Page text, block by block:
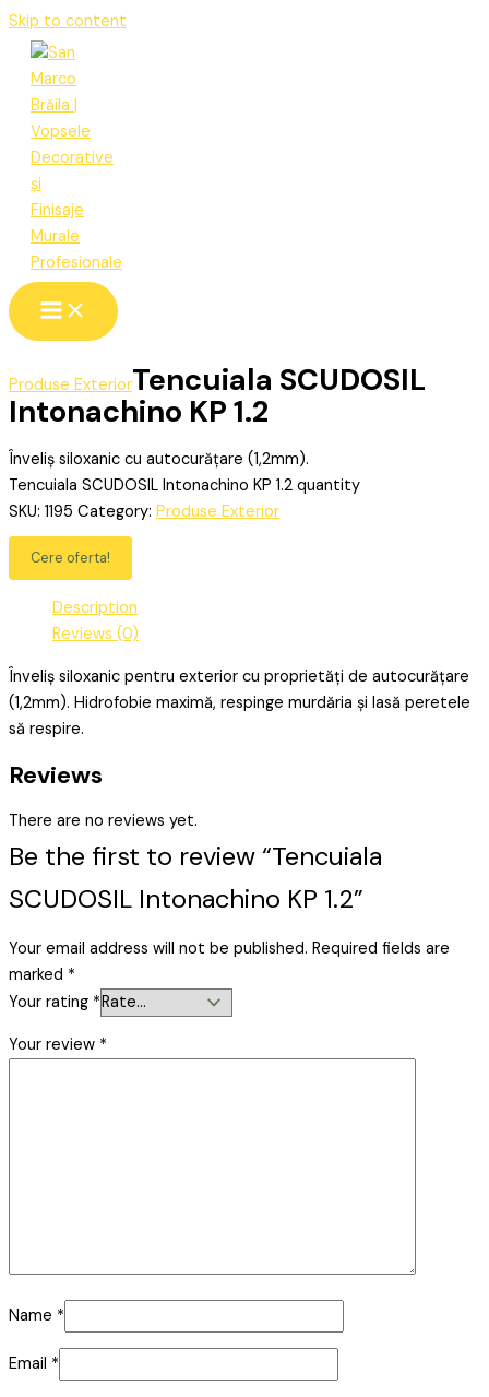
Skip to content
Produse ExteriorTencuiala SCUDOSIL
Intonachino KP 1.2
Înveliș siloxanic cu autocurățare (1,2mm).
Tencuiala SCUDOSIL Intonachino KP 1.2 quantity
SKU: 1195 Category: Produse Exterior
Cere oferta!
Description
Reviews (0)
Înveliș siloxanic pentru exterior cu proprietăți de autocurățare
(1,2mm). Hidrofobie maximă, respinge murdăria și lasă peretele
să respire.
Reviews
There are no reviews yet.
Be the first to review “Tencuiala
SCUDOSIL Intonachino KP 1.2”
Your email address will not be published. Required fields are
marked *
Your rating *
Your review *
Name *
Email *